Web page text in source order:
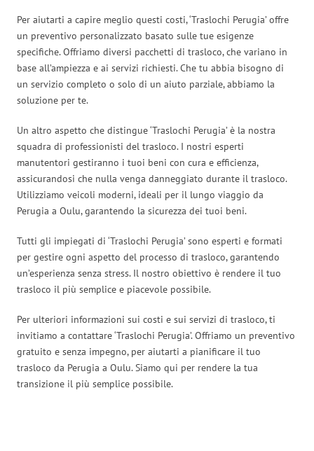
Per aiutarti a capire meglio questi costi, ‘Traslochi Perugia’ offre
un preventivo personalizzato basato sulle tue esigenze
specifiche. Offriamo diversi pacchetti di trasloco, che variano in
base all’ampiezza e ai servizi richiesti. Che tu abbia bisogno di
un servizio completo o solo di un aiuto parziale, abbiamo la
soluzione per te.
Un altro aspetto che distingue ‘Traslochi Perugia’ è la nostra
squadra di professionisti del trasloco. I nostri esperti
manutentori gestiranno i tuoi beni con cura e efficienza,
assicurandosi che nulla venga danneggiato durante il trasloco.
Utilizziamo veicoli moderni, ideali per il lungo viaggio da
Perugia a Oulu, garantendo la sicurezza dei tuoi beni.
Tutti gli impiegati di ‘Traslochi Perugia’ sono esperti e formati
per gestire ogni aspetto del processo di trasloco, garantendo
un’esperienza senza stress. Il nostro obiettivo è rendere il tuo
trasloco il più semplice e piacevole possibile.
Per ulteriori informazioni sui costi e sui servizi di trasloco, ti
invitiamo a contattare ‘Traslochi Perugia’. Offriamo un preventivo
gratuito e senza impegno, per aiutarti a pianificare il tuo
trasloco da Perugia a Oulu. Siamo qui per rendere la tua
transizione il più semplice possibile.